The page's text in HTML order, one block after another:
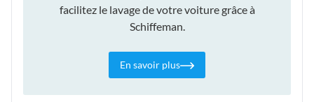
facilitez le lavage de votre voiture grâce à
Schiffeman.
En savoir plus